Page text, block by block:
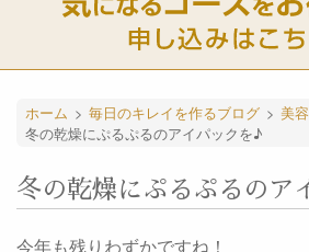
ホーム > 毎日のキレイを作るブログ > 美
冬の乾燥にぷるぷるのアイパックを♪
冬の乾燥にぷるぷるのア
今年も残りわずかですね！